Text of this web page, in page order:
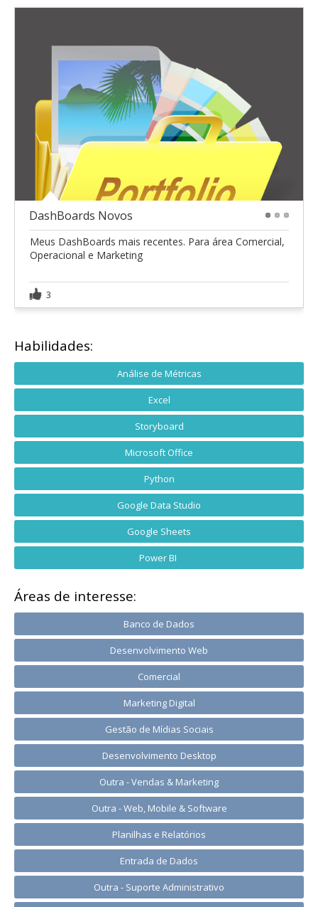
DashBoards Novos
Meus DashBoards mais recentes. Para área Comercial,
Operacional e Marketing
3
Habilidades:
Análise de Métricas
Excel
Storyboard
Microsoft Office
Python
Google Data Studio
Google Sheets
Power BI
Áreas de interesse:
Banco de Dados
Desenvolvimento Web
Comercial
Marketing Digital
Gestão de Mídias Sociais
Desenvolvimento Desktop
Outra - Vendas & Marketing
Outra - Web, Mobile & Software
Planilhas e Relatórios
Entrada de Dados
Outra - Suporte Administrativo